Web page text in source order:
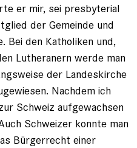
er mir, sei presbyterial
der Gemeinde und
Bei den Katholiken und,
Lutheranern werde man
der Landeskirche
Nachdem ich
Schweiz aufgewachsen
Schweizer konnte man
­Bürgerrecht einer